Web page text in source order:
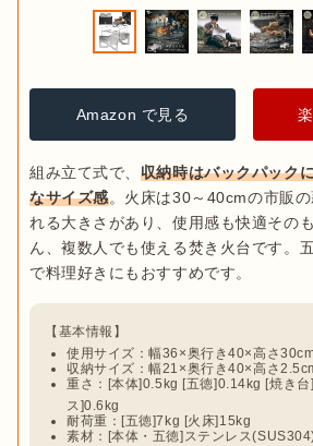
Amazon で見る
組み立て式で、 収納時はバックパック
なサイズ感。火床は30～40cmの市販
れる大きさがあり、使用感も快適その
ん、複数人でも使える焚き火台です。
で料理好きにもおすすめです。
使用サイズ：幅36×奥行き40×高さ
収納サイズ：幅21×奥行き40×高さ
重さ：[本体]0.5kg [五徳]0.14kg [焼き
ス]0.6kg
耐荷重：[五徳]7kg [火床]15kg
素材：[本体・五徳]ステンレス